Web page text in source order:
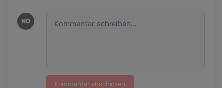
NO
Kommentar abschicken